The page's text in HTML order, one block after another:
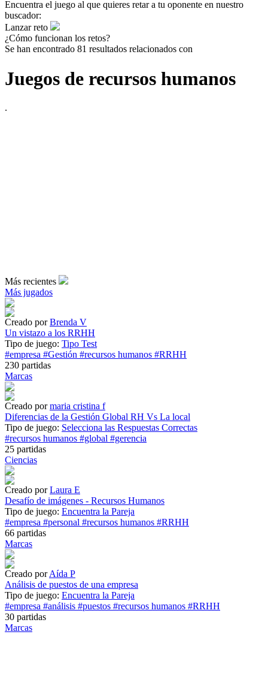
Encuentra el juego al que quieres retar a tu oponente en nuestro
buscador:
Lanzar reto
¿Cómo funcionan los retos?
Se han encontrado 81 resultados relacionados con
Juegos de recursos humanos
.
Más recientes
Más jugados
Creado porBrenda V
Un vistazo a los RRHH
Tipo de juego: Tipo Test
#empresa #Gestión #recursos humanos #RRHH
230 partidas
Marcas
Creado pormaria cristina f
Diferencias de la Gestión Global RH Vs La local
Tipo de juego: Selecciona las Respuestas Correctas
#recursos humanos #global #gerencia
25 partidas
Ciencias
Creado porLaura E
Desafío de imágenes - Recursos Humanos
Tipo de juego: Encuentra la Pareja
#empresa #personal #recursos humanos #RRHH
66 partidas
Marcas
Creado porAída P
Análisis de puestos de una empresa
Tipo de juego: Encuentra la Pareja
#empresa #análisis #puestos #recursos humanos #RRHH
30 partidas
Marcas